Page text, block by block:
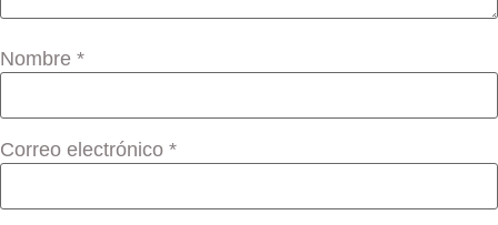
Nombre *
Correo electrónico *